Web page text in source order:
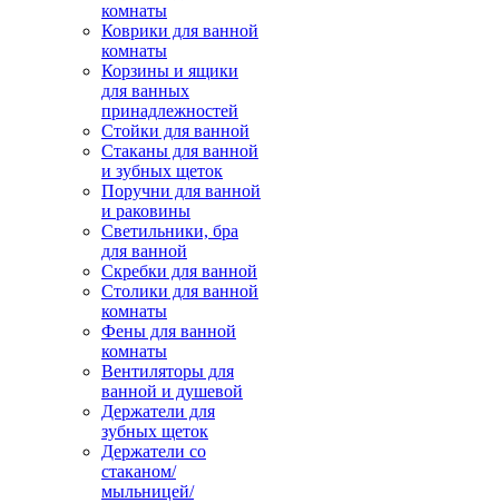
комнаты
Коврики для ванной
комнаты
Корзины и ящики
для ванных
принадлежностей
Стойки для ванной
Стаканы для ванной
и зубных щеток
Поручни для ванной
и раковины
Светильники, бра
для ванной
Скребки для ванной
Столики для ванной
комнаты
Фены для ванной
комнаты
Вентиляторы для
ванной и душевой
Держатели для
зубных щеток
Держатели со
стаканом/
мыльницей/